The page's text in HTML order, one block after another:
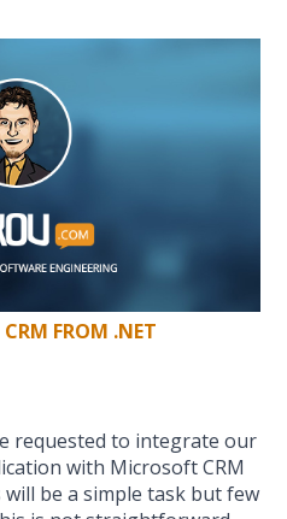
FROM .NET
requested to integrate our
with Microsoft CRM
be a simple task but few